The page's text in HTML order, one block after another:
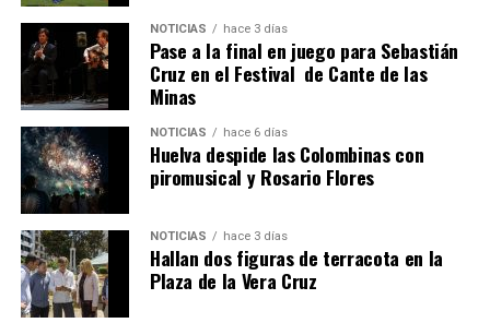
4º DÍA DE LAS FIESTAS COLOMBINAS 2026
hace 1 semana ·Huelvatv
SEXTA CORRIDA DE LAS FIESTAS COLOMBINAS
2026
NOTICIAS hace 3 días
Pase a la final en juego para Sebastián
Cruz en el Festival de Cante de las
Minas
NOTICIAS hace 6 días
Huelva despide las Colombinas con
piromusical y Rosario Flores
NOTICIAS hace 3 días
Hallan dos figuras de terracota en la
Plaza de la Vera Cruz